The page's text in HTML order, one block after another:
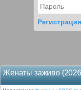
Регистрация
Женаты заживо